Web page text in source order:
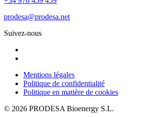
prodesa@prodesa.net
Suivez-nous
Mentions légales
Politique de confidentialité
Politique en matière de cookies
© 2026 PRODESA Bioenergy S.L.